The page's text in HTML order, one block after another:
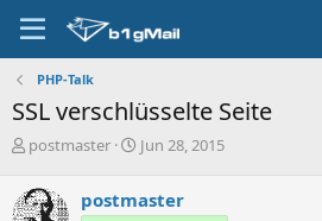
PHP-Talk
SSL verschlüsselte Seite
T
r
e
postmaster
S
r
Jun 28, 2015
postmaster